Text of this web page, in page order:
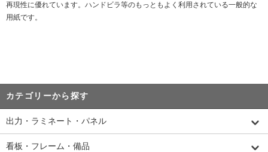
再現性に優れています。ハンドビラ等のもっともよく利用されている一般的な
用紙です。
カテゴリーから探す
出力・ラミネート・パネル
看板・フレーム・備品